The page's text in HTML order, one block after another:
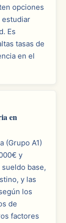
opciones
estudiar
Es
tasas de
en el
en
(Grupo A1)
y
base,
y las
los
de
factores